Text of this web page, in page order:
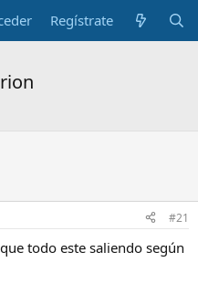
Regístrate
#21
todo este saliendo según